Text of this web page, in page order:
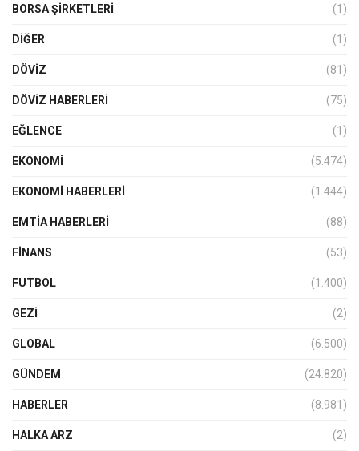
BORSA ŞIRKETLERI (1)
DIĞER (1)
DÖVİZ (81)
DÖVIZ HABERLERI (75)
EĞLENCE (1)
EKONOMİ (5.474)
EKONOMI HABERLERI (1.444)
EMTIA HABERLERI (88)
FINANS (53)
FUTBOL (1.400)
GEZI (2)
GLOBAL (6.500)
GÜNDEM (24.820)
HABERLER (8.981)
HALKA ARZ (2)